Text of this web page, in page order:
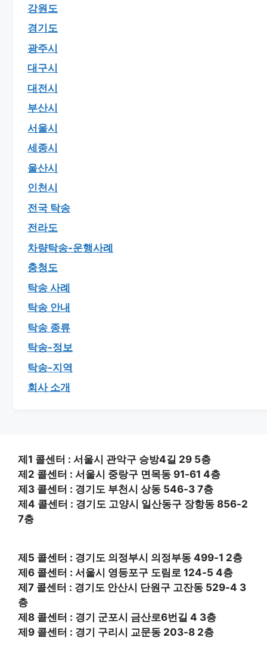
강원도
경기도
광주시
대구시
대전시
부산시
서울시
세종시
울산시
인천시
전국 탁송
전라도
차량탁송-운행사례
충청도
탁송 사례
탁송 안내
탁송 종류
탁송-정보
탁송-지역
회사 소개
제1 콜센터 : 서울시 관악구 승방4길 29 5층
제2 콜센터 : 서울시 중랑구 면목동 91-61 4층
제3 콜센터 : 경기도 부천시 상동 546-3 7층
제4 콜센터 : 경기도 고양시 일산동구 장항동 856-2
7층
제5 콜센터 : 경기도 의정부시 의정부동 499-1 2층
제6 콜센터 : 서울시 영등포구 도림로 124-5 4층
제7 콜센터 : 경기도 안산시 단원구 고잔동 529-4 3
층
제8 콜센터 : 경기 군포시 금산로6번길 4 3층
제9 콜센터 : 경기 구리시 교문동 203-8 2층